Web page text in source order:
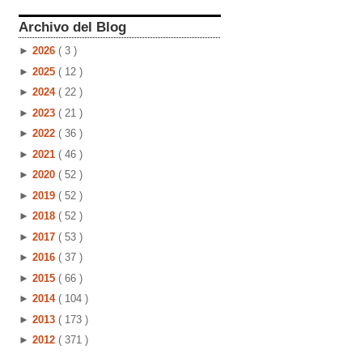
Archivo del Blog
► 2026 ( 3 )
► 2025 ( 12 )
► 2024 ( 22 )
► 2023 ( 21 )
► 2022 ( 36 )
► 2021 ( 46 )
► 2020 ( 52 )
► 2019 ( 52 )
► 2018 ( 52 )
► 2017 ( 53 )
► 2016 ( 37 )
► 2015 ( 66 )
► 2014 ( 104 )
► 2013 ( 173 )
► 2012 ( 371 )